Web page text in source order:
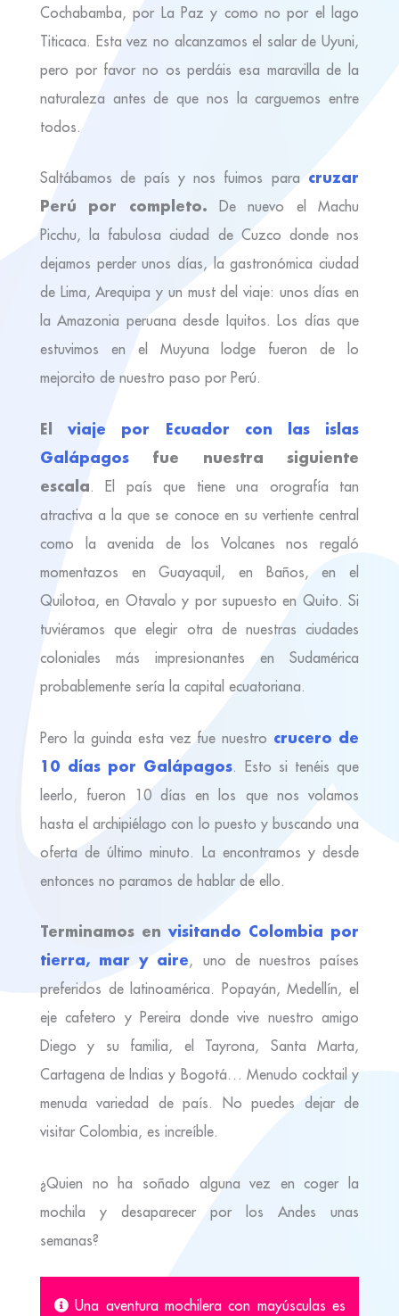
Cochabamba, por La Paz y como no por el lago
Titicaca. Esta vez no alcanzamos el salar de Uyuni,
pero por favor no os perdáis esa maravilla de la
naturaleza antes de que nos la carguemos entre
todos.
Saltábamos de país y nos fuimos para cruzar
Perú por completo. De nuevo el Machu
Picchu, la fabulosa ciudad de Cuzco donde nos
dejamos perder unos días, la gastronómica ciudad
de Lima, Arequipa y un must del viaje: unos días en
la Amazonia peruana desde Iquitos. Los días que
estuvimos en el Muyuna lodge fueron de lo
mejorcito de nuestro paso por Perú.
Elviaje por Ecuador con las islas
Galápagos fue nuestra siguiente
escala. El país que tiene una orografía tan
atractiva a la que se conoce en su vertiente central
como la avenida de los Volcanes nos regaló
momentazos en Guayaquil, en Baños, en el
Quilotoa, en Otavalo y por supuesto en Quito. Si
tuviéramos que elegir otra de nuestras ciudades
coloniales más impresionantes en Sudamérica
probablemente sería la capital ecuatoriana.
Pero la guinda esta vez fue nuestro crucero de
10 días por Galápagos. Esto si tenéis que
leerlo, fueron 10 días en los que nos volamos
hasta el archipiélago con lo puesto y buscando una
oferta de último minuto. La encontramos y desde
entonces no paramos de hablar de ello.
Terminamos en visitando Colombia por
tierra, mar y aire, uno de nuestros países
preferidos de latinoamérica. Popayán, Medellín, el
eje cafetero y Pereira donde vive nuestro amigo
Diego y su familia, el Tayrona, Santa Marta,
Cartagena de Indias y Bogotá… Menudo cocktail y
menuda variedad de país. No puedes dejar de
visitar Colombia, es increíble.
¿Quien no ha soñado alguna vez en coger la
mochila y desaparecer por los Andes unas
semanas?
Una aventura mochilera con mayúsculas es